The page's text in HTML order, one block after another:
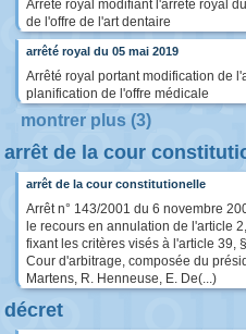
Arrêté royal modifiant l'arrêté royal
de l'offre de l'art dentaire
arrêté royal du 05 mai 2019
Arrêté royal portant modification de
planification de l'offre médicale
montrer plus (3)
arrêt de la cour
arrêt de la cour constitutionelle
Arrêt n° 143/2001 du 6 novembre
le recours en annulation de l'article
fixant les critères visés à l'article 39,
Cour d'arbitrage, composée du
Martens, R. Henneuse, E. De(...)
décret